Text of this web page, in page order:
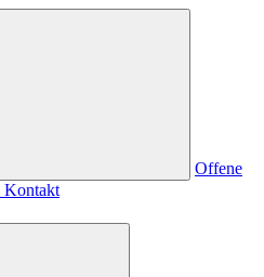
Offene
Kontakt